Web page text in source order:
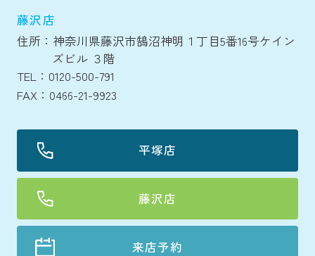
藤沢店
住所：神奈川県藤沢市鵠沼神明１丁目5番16号ケイン
ズビル ３階
TEL：0120-500-791
FAX：0466-21-9923
平塚店
藤沢店
来店予約